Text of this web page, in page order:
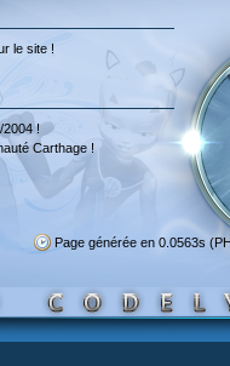
le site !
2004 !
Carthage !
Page générée en 0.0563s